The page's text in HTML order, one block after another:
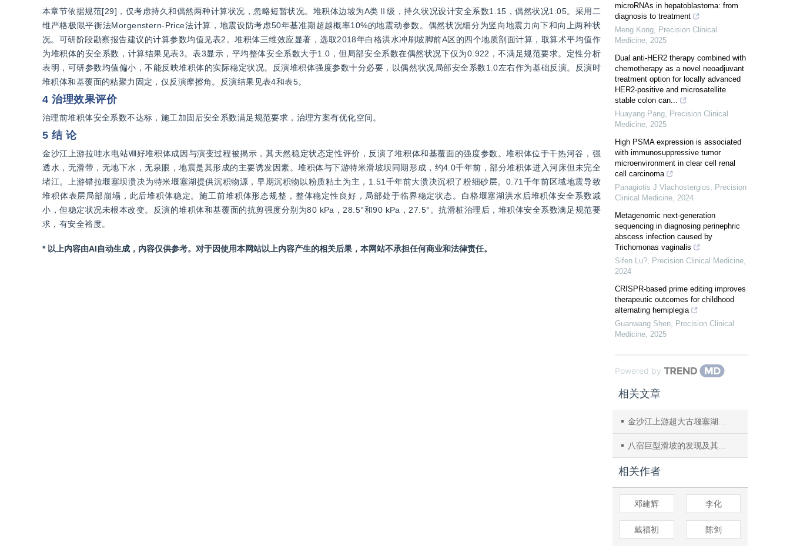
本章节依据规范[29]，仅考虑持久和偶然两种计算状况，忽略短暂状况。堆积体边坡为A类Ⅱ级，持久状况设计安全系数1.15，偶然状况1.05。采用二
维严格极限平衡法Morgenstern-Price法计算，地震设防考虑50年基准期超越概率10%的地震动参数。偶然状况细分为竖向地震力向下和向上两种状
况。可研阶段勘察报告建议的计算参数均值见表2。堆积体三维效应显著，选取2018年白格洪水冲刷坡脚前A区的四个地质剖面计算，取算术平均值作
为堆积体的安全系数，计算结果见表3。表3显示，平均整体安全系数大于1.0，但局部安全系数在偶然状况下仅为0.922，不满足规范要求。定性分析
表明，可研参数均值偏小，不能反映堆积体的实际稳定状况。反演堆积体强度参数十分必要，以偶然状况局部安全系数1.0左右作为基础反演。反演时
堆积体和基覆面的粘聚力固定，仅反演摩擦角。反演结果见表4和表5。
4 治理效果评价
治理前堆积体安全系数不达标，施工加固后安全系数满足规范要求，治理方案有优化空间。
5 结 论
金沙江上游拉哇水电站Ⅷ好堆积体成因与演变过程被揭示，其天然稳定状态定性评价，反演了堆积体和基覆面的强度参数。堆积体位于干热河谷，强
透水，无滑带，无地下水，无泉眼，地震是其形成的主要诱发因素。堆积体与下游特米滑坡坝同期形成，约4.0千年前，部分堆积体进入河床但未完全
堵江。上游错拉堰塞坝溃决为特米堰塞湖提供沉积物源，早期沉积物以粉质粘土为主，1.51千年前大溃决沉积了粉细砂层。0.71千年前区域地震导致
堆积体表层局部崩塌，此后堆积体稳定。施工前堆积体形态规整，整体稳定性良好，局部处于临界稳定状态。白格堰塞湖洪水后堆积体安全系数减
小，但稳定状况未根本改变。反演的堆积体和基覆面的抗剪强度分别为80 kPa，28.5°和90 kPa，27.5°。抗滑桩治理后，堆积体安全系数满足规范要
求，有安全裕度。
* 以上内容由AI自动生成，内容仅供参考。对于因使用本网站以上内容产生的相关后果，本网站不承担任何商业和法律责任。
microRNAs in hepatoblastoma: from
diagnosis to treatment
Meng Kong, Precision Clinical
Medicine, 2025
Dual anti-HER2 therapy combined with
chemotherapy as a novel neoadjuvant
treatment option for locally advanced
HER2-positive and microsatellite
stable colon can...
Huayang Pang, Precision Clinical
Medicine, 2025
High PSMA expression is associated
with immunosuppressive tumor
microenvironment in clear cell renal
cell carcinoma
Panagiotis J Vlachostergios, Precision
Clinical Medicine, 2024
Metagenomic next-generation
sequencing in diagnosing perinephric
abscess infection caused by
Trichomonas vaginalis
Sifen Lu?, Precision Clinical Medicine,
2024
CRISPR-based prime editing improves
therapeutic outcomes for childhood
alternating hemiplegia
Guanwang Shen, Precision Clinical
Medicine, 2025
Powered by
相关文章
金沙江上游超大古堰塞湖及其相关问题
八宿巨型滑坡的发现及其意义
相关作者
邓建辉 李化
戴福初 陈剑